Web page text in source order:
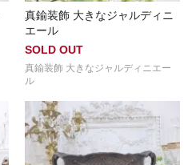
真鍮装飾 大きなジャルディニ
エール
SOLD OUT
真鍮装飾 大きなジャルディニエー
ル